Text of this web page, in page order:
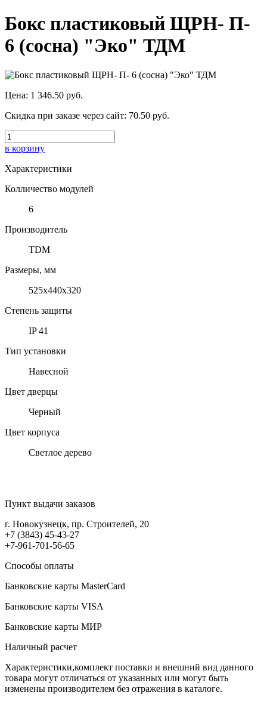
Бокс пластиковый ЩРН- П-
6 (сосна) "Эко" ТДМ
Цена: 1 346.50 руб.
Скидка при заказе через сайт: 70.50 руб.
в корзину
Характеристики
Колличество модулей
6
Производитель
TDM
Размеры, мм
525х440х320
Степень защиты
IP 41
Тип установки
Навесной
Цвет дверцы
Черный
Цвет корпуса
Светлое дерево
Пункт выдачи заказов
г. Новокузнецк, пр. Строителей, 20
+7 (3843) 45-43-27
+7-961-701-56-65
Способы оплаты
Банковские карты MasterCard
Банковские карты VISA
Банковские карты МИР
Наличный расчет
Характеристики,комплект поставки и внешний вид данного
товара могут отличаться от указанных или могут быть
изменены производителем без отражения в каталоге.